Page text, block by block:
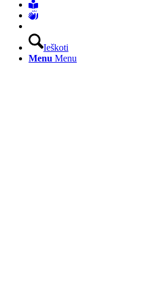
Ieškoti
Menu Menu